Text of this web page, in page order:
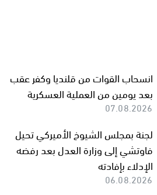
انسحاب القوات من قلنديا وكفر عقب
بعد يومين من العملية العسكرية
07.08.2026
لجنة بمجلس الشيوخ الأميركي تحيل
فاوتشي إلى وزارة العدل بعد رفضه
الإدلاء بإفادته
06.08.2026